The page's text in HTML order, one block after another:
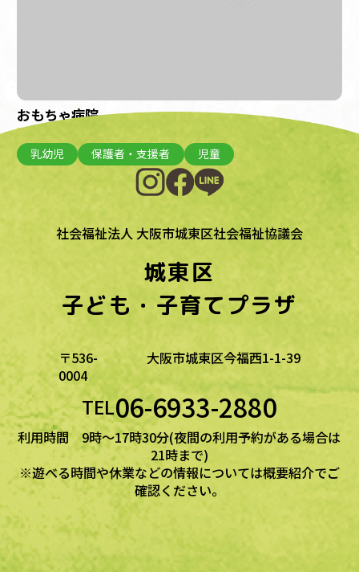
おもちゃ病院
開催日：2023年3月5日(日)
乳幼児
保護者・支援者 児童
社会福祉法人 大阪市城東区社会福祉協議会
城東区
子ども・子育てプラザ
〒536-
0004
大阪市城東区今福西1-1-39
TEL06-6933-2880
利用時間 9時～17時30分(夜間の利用予約がある場合は
21時まで)
※遊べる時間や休業などの情報については概要紹介でご
確認ください。